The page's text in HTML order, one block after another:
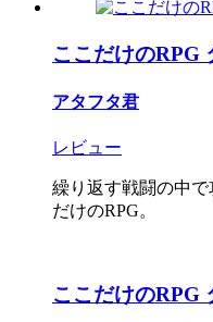
ここだけのRPG
アタフタ君
レビュー
繰り返す戦闘の中
だけのRPG。
ここだけのRPG